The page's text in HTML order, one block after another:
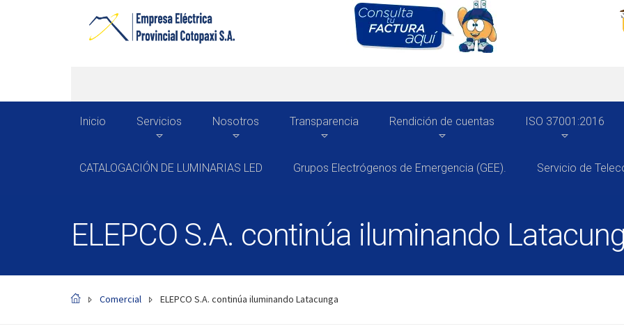
Inicio Servicios Nosotros Transparencia Rendición de cuentas ISO 37001:2016
CATALOGACIÓN DE LUMINARIAS LED Grupos Electrógenos de Emergencia (GEE). Servicio de
ELEPCO S.A. continúa iluminando
Comercial ELEPCO S.A. continúa iluminando Latacunga